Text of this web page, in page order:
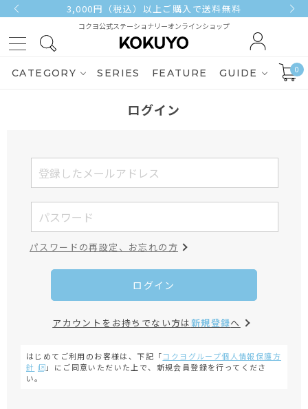
3,000円（税込）以上ご購入で送料無料
コクヨ公式ステーショナリーオンラインショップ
CATEGORY SERIES FEATURE GUIDE 0
ログイン
パスワードの再設定、お忘れの方
ログイン
アカウントをお持ちでない方は新規登録へ
はじめてご利用のお客様は、下記「コクヨグループ個人情報保護方
針
」にご同意いただいた上で、新規会員登録を行ってくださ
い。